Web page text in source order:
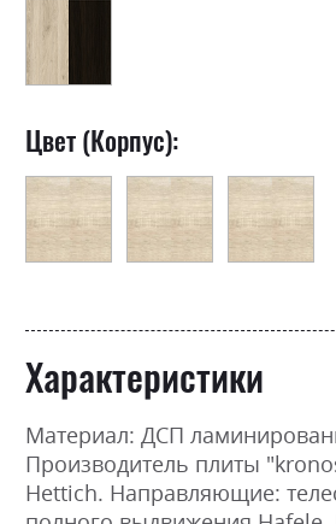
Цвет (Корпус):
Характеристики
Материал: ДСП
Производитель плиты
Hettich. Направляющие: